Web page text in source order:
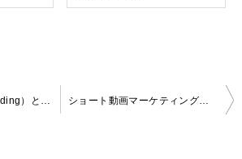
RTB（Real Time Bidding）とは？しくみやメリットを紹介 ショート動画マーケティングとは？活用するメリットやポイント、具体例も紹介